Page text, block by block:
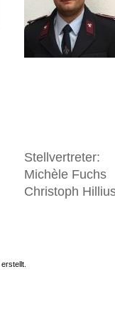
Stellvertreter:
Michèle Fuchs
Christoph
erstellt.